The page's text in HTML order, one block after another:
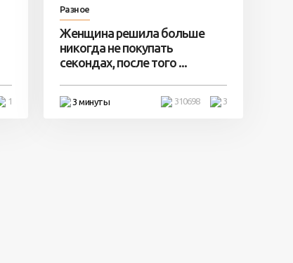
1
Разное
Женщина решила больше
никогда не покупать
секондах, после того ...
3 минуты 3
310698